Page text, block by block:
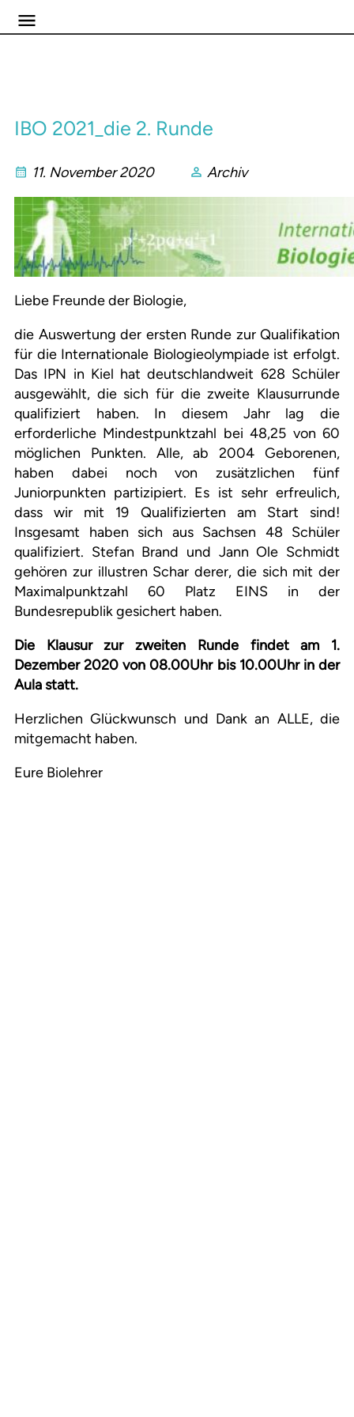
IBO 2021_die 2. Runde
11. November 2020 Archiv
Liebe Freunde der Biologie,
die Auswertung der ersten Runde zur Qualifikation
für die Internationale Biologieolympiade ist erfolgt.
Das IPN in Kiel hat deutschlandweit 628 Schüler
ausgewählt, die sich für die zweite Klausurrunde
qualifiziert haben. In diesem Jahr lag die
erforderliche Mindestpunktzahl bei 48,25 von 60
möglichen Punkten. Alle, ab 2004 Geborenen,
haben dabei noch von zusätzlichen fünf
Juniorpunkten partizipiert. Es ist sehr erfreulich,
dass wir mit 19 Qualifizierten am Start sind!
Insgesamt haben sich aus Sachsen 48 Schüler
qualifiziert. Stefan Brand und Jann Ole Schmidt
gehören zur illustren Schar derer, die sich mit der
Maximalpunktzahl 60 Platz EINS in der
Bundesrepublik gesichert haben.
Die Klausur zur zweiten Runde findet am 1.
Dezember 2020 von 08.00Uhr bis 10.00Uhr in der
Aula statt.
Herzlichen Glückwunsch und Dank an ALLE, die
mitgemacht haben.
Eure Biolehrer